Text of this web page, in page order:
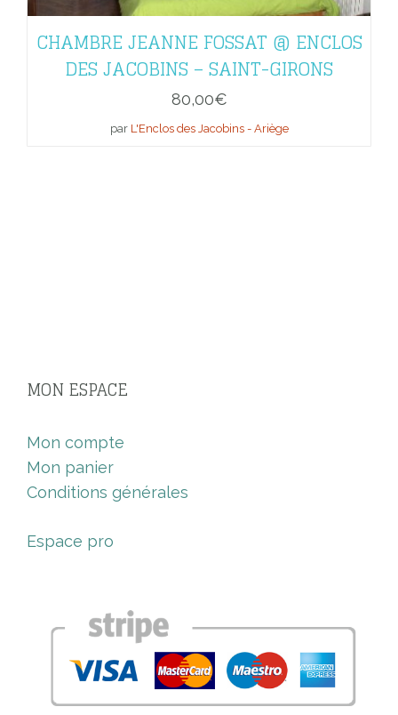
CHAMBRE JEANNE FOSSAT @ ENCLOS
DES JACOBINS – SAINT-GIRONS
80,00€
par L'Enclos des Jacobins - Ariège
MON ESPACE
Mon compte
Mon panier
Conditions générales
Espace pro